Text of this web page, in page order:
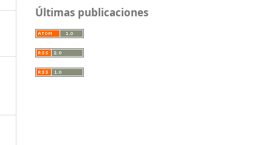
Últimas publicaciones